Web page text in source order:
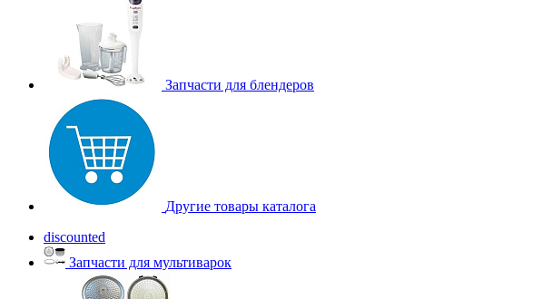
Запчасти для блендеров
Другие товары каталога
discounted
Запчасти для мультиварок